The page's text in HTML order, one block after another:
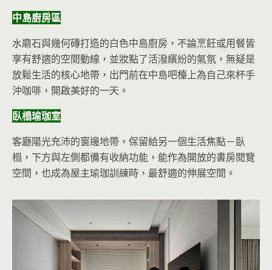
中島廚房區
水磨石與幾何磚打造的白色中島廚房，不論烹飪或用餐皆
享有舒適的空間動線，並妝點了活潑繽紛的氣氛，無疑是
放鬆生活的核心地帶，出門前在中島吧檯上為自己來杯手
沖咖啡，開啟美好的一天。
臥榻瑜珈室
客廳陽光充沛的窗邊地帶，保留給另一個生活焦點－臥
榻，下方與左側都備有收納功能，能作為開放的書房閱覽
空間，也成為屋主瑜珈訓練時，最舒適的伸展空間。